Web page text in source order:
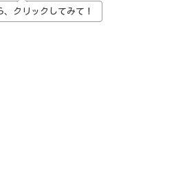
、クリックしてみて！